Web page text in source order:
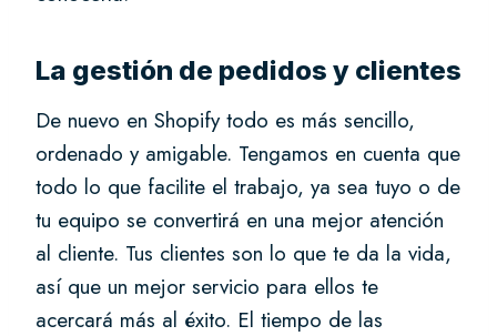
La gestión de pedidos y clientes
De nuevo en Shopify todo es más sencillo,
ordenado y amigable. Tengamos en cuenta que
todo lo que facilite el trabajo, ya sea tuyo o de
tu equipo se convertirá en una mejor atención
al cliente. Tus clientes son lo que te da la vida,
así que un mejor servicio para ellos te
acercará más al éxito. El tiempo de las